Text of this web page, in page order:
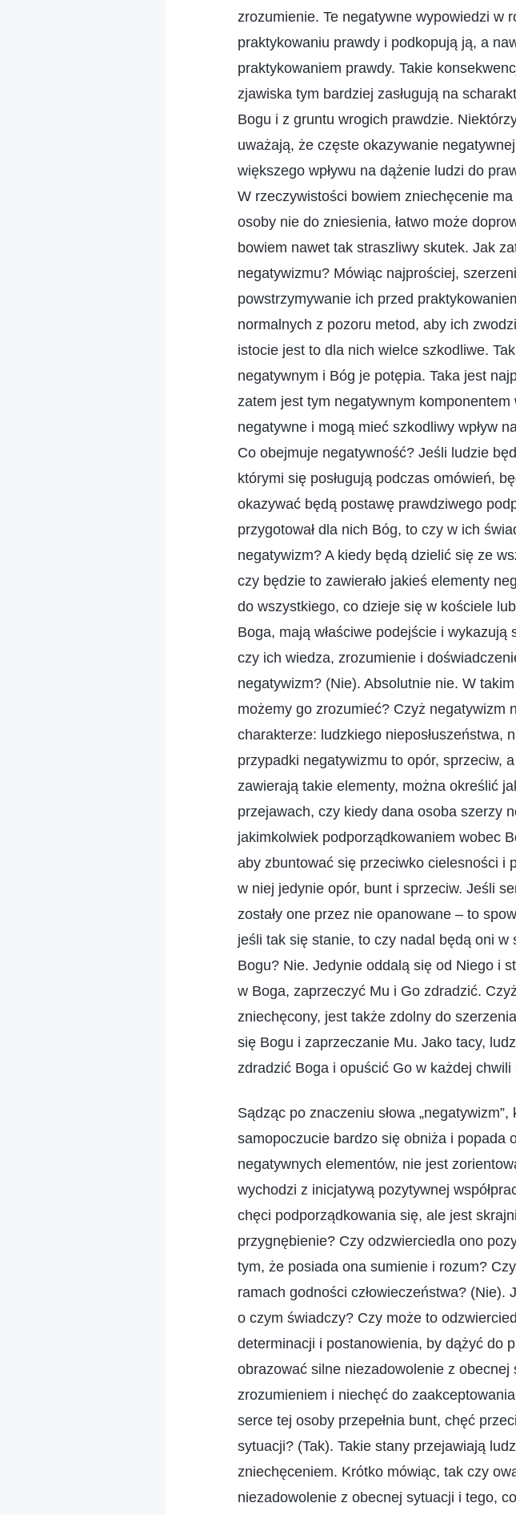
zrozumienie. Te negatywne wypowiedzi w
praktykowaniu prawdy i podkopują ją, a
praktykowaniem prawdy. Takie
zjawiska tym bardziej zasługują na
Bogu i z gruntu wrogich prawdzie.
uważają, że częste okazywanie
większego wpływu na dążenie ludzi do
W rzeczywistości bowiem zniechęcenie
osoby nie do zniesienia, łatwo może
bowiem nawet tak straszliwy skutek. Jak
negatywizmu? Mówiąc najprościej,
powstrzymywanie ich przed
normalnych z pozoru metod, aby ich
istocie jest to dla nich wielce szkodliwe.
negatywnym i Bóg je potępia. Taka jest
zatem jest tym negatywnym
negatywne i mogą mieć szkodliwy wpływ
Co obejmuje negatywność? Jeśli ludzie
którymi się posługują podczas omówień,
okazywać będą postawę prawdziwego
przygotował dla nich Bóg, to czy w ich
negatywizm? A kiedy będą dzielić się ze
czy będzie to zawierało jakieś elementy
do wszystkiego, co dzieje się w kościele
Boga, mają właściwe podejście i
czy ich wiedza, zrozumienie i
negatywizm? (Nie). Absolutnie nie. W
możemy go zrozumieć? Czyż negatywizm
charakterze: ludzkiego nieposłuszeństwa,
przypadki negatywizmu to opór, sprzeciw,
zawierają takie elementy, można określić
przejawach, czy kiedy dana osoba szerzy
jakimkolwiek podporządkowaniem wobec
aby zbuntować się przeciwko cielesności i
w niej jedynie opór, bunt i sprzeciw. Jeśli
zostały one przez nie opanowane – to
jeśli tak się stanie, to czy nadal będą oni
Bogu? Nie. Jedynie oddalą się od Niego i
w Boga, zaprzeczyć Mu i Go zdradzić.
zniechęcony, jest także zdolny do
się Bogu i zaprzeczanie Mu. Jako tacy,
zdradzić Boga i opuścić Go w każdej
Sądząc po znaczeniu słowa
samopoczucie bardzo się obniża i popada
negatywnych elementów, nie jest
wychodzi z inicjatywą pozytywnej
chęci podporządkowania się, ale jest
przygnębienie? Czy odzwierciedla ono
tym, że posiada ona sumienie i rozum?
ramach godności człowieczeństwa?
o czym świadczy? Czy może to
determinacji i postanowienia, by dążyć do
obrazować silne niezadowolenie z
zrozumieniem i niechęć do
serce tej osoby przepełnia bunt, chęć
sytuacji? (Tak). Takie stany przejawiają
zniechęceniem. Krótko mówiąc, tak czy
niezadowolenie z obecnej sytuacji i tego,